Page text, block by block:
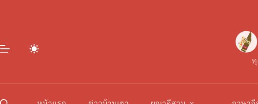
ทุ